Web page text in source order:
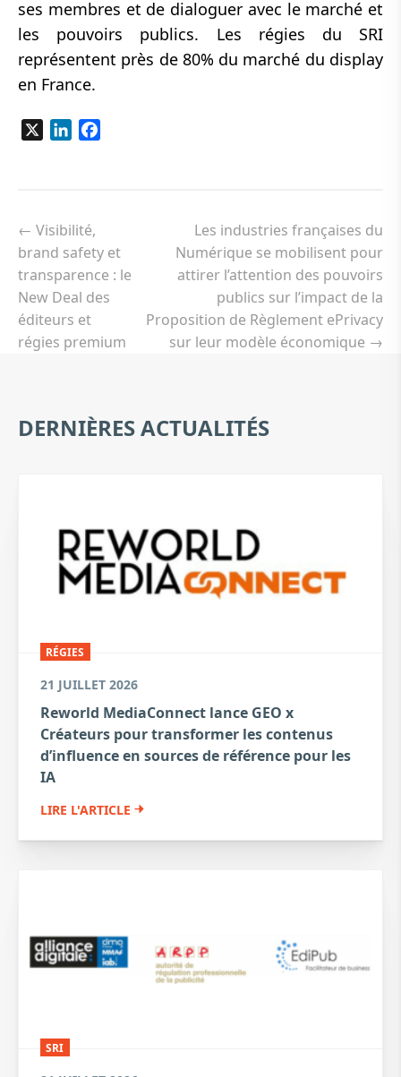
ses membres et de dialoguer avec le marché et
les pouvoirs publics. Les régies du SRI
représentent près de 80% du marché du display
en France.
LinkedIn
de
l’article
← Visibilité,
brand safety et
transparence : le
New Deal des
éditeurs et
régies premium
Les industries françaises du
Numérique se mobilisent pour
attirer l’attention des pouvoirs
publics sur l’impact de la
Proposition de Règlement ePrivacy
sur leur modèle économique →
DERNIÈRES ACTUALITÉS
RÉGIES
21 JUILLET 2026
Reworld MediaConnect lance GEO x
Créateurs pour transformer les contenus
d’influence en sources de référence pour les
IA
LIRE L'ARTICLE
SRI